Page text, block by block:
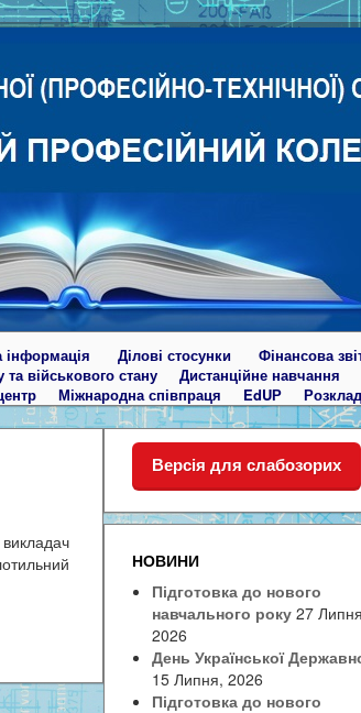
інформація Ділові стосунки
Фінансова
військового стану Дистанційне навчання
Міжнародна співпраця EdUР
Версія для слабозорих
НОВИНИ
Підготовка до нового
навчального року 27
2026
День Української
15 Липня, 2026
Підготовка до нового